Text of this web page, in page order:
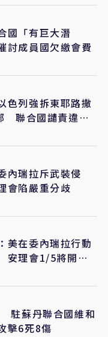
國「有巨大潛
成員國欠繳會費
色列強拆東耶路撒
聯合國譴責違反
內瑞拉斥武裝侵
會陷嚴重分歧
美在委內瑞拉行動
理會1/5將開緊
駐蘇丹聯合國維和
擊6死8傷